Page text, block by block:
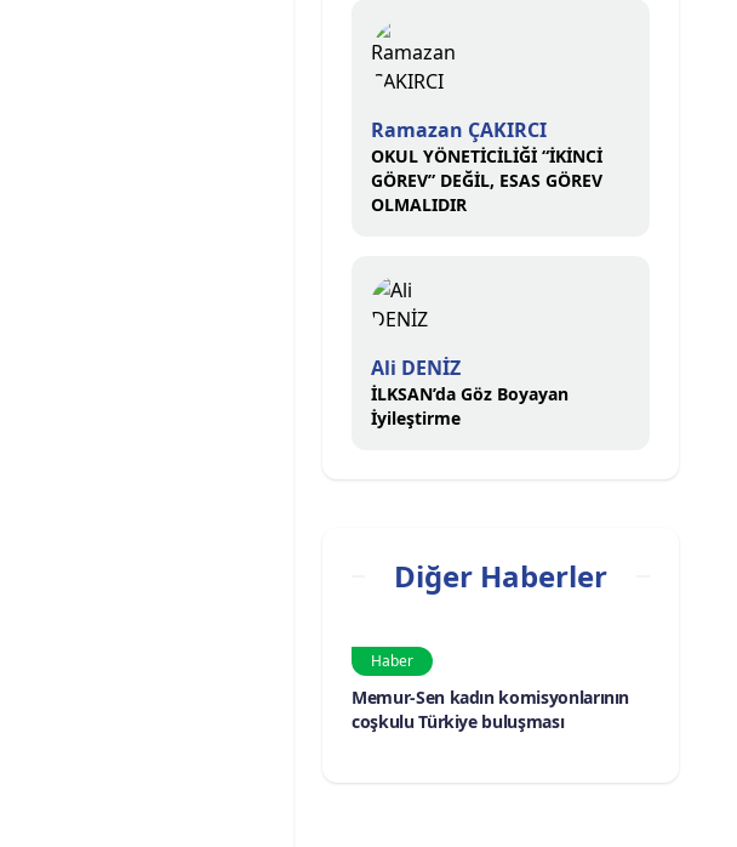
Ramazan ÇAKIRCI
OKUL YÖNETİCİLİĞİ “İKİNCİ
GÖREV” DEĞİL, ESAS GÖREV
OLMALIDIR
Ali DENİZ
İLKSAN’da Göz Boyayan
İyileştirme
Diğer Haberler
Haber
Memur-Sen kadın komisyonlarının
coşkulu Türkiye buluşması